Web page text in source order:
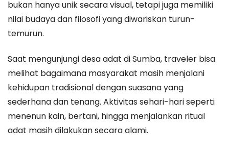
bukan hanya unik secara visual, tetapi juga memiliki
nilai budaya dan filosofi yang diwariskan turun-
temurun.
Saat mengunjungi desa adat di Sumba, traveler bisa
melihat bagaimana masyarakat masih menjalani
kehidupan tradisional dengan suasana yang
sederhana dan tenang. Aktivitas sehari-hari seperti
menenun kain, bertani, hingga menjalankan ritual
adat masih dilakukan secara alami.